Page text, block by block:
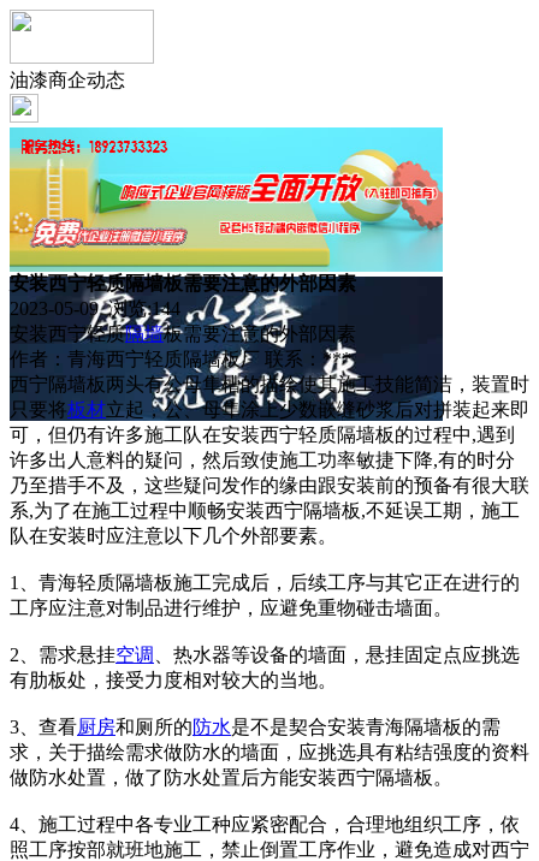
油漆商企动态
安装西宁轻质隔墙板需要注意的外部因素
2023-05-09 浏览:144
安装西宁轻质隔墙板需要注意的外部因素
作者：青海西宁轻质隔墙板厂 联系：***
西宁隔墙板两头有公母隼槽的描绘使其施工技能简洁，装置时
只要将板材立起，公、母隼涂上少数嵌缝砂浆后对拼装起来即
可，但仍有许多施工队在安装西宁轻质隔墙板的过程中,遇到
许多出人意料的疑问，然后致使施工功率敏捷下降,有的时分
乃至措手不及，这些疑问发作的缘由跟安装前的预备有很大联
系,为了在施工过程中顺畅安装西宁隔墙板,不延误工期，施工
队在安装时应注意以下几个外部要素。
1、青海轻质隔墙板施工完成后，后续工序与其它正在进行的
工序应注意对制品进行维护，应避免重物碰击墙面。
2、需求悬挂空调
、热水器等设备的墙面，悬挂固定点应挑选
有肋板处，接受力度相对较大的当地。
3、查看厨房和厕所的防水是不是契合安装青海隔墙板的需
求，关于描绘需求做防水的墙面，应挑选具有粘结强度的资料
做防水处置，做了防水处置后方能安装西宁隔墙板。
4、施工过程中各专业工种应紧密配合，合理地组织工序，依
照工序按部就班地施工，禁止倒置工序作业，避免造成对西宁